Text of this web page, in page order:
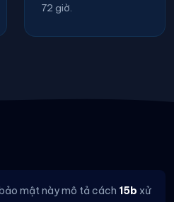
72 giờ.
mật này mô tả cách 15b xử